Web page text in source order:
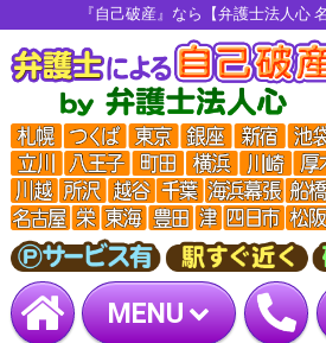
『自己破産』なら【弁護士法人心
MENU